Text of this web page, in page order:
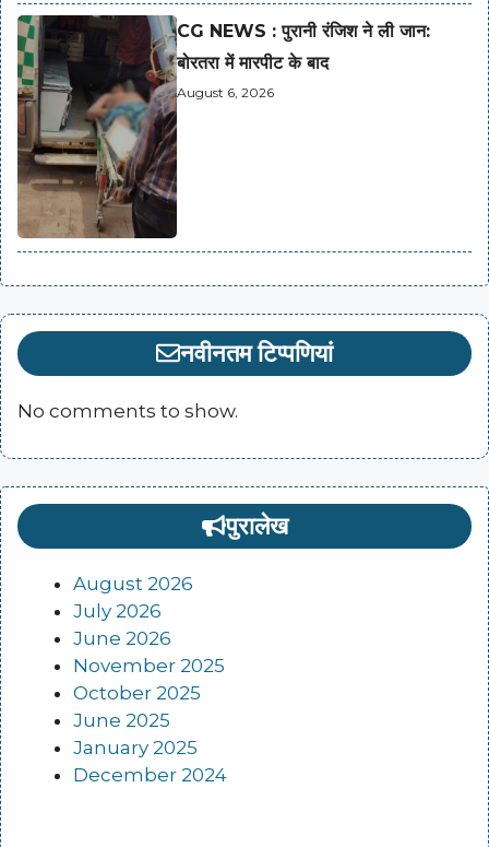
CG NEWS : पुरानी रंजिश ने ली जान:
बोरतरा में मारपीट के बाद
August 6, 2026
नवीनतम टिप्पणियां
No comments to show.
पुरालेख
August 2026
July 2026
June 2026
November 2025
October 2025
June 2025
January 2025
December 2024